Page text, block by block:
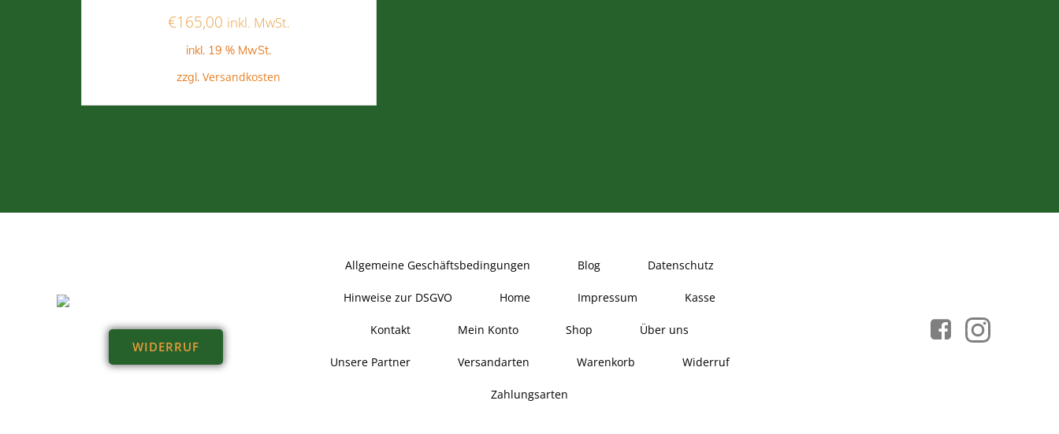
€165,00 inkl. MwSt.
inkl. 19 % MwSt.
zzgl.Versandkosten
WIDERRUF
Allgemeine Geschäftsbedingungen Blog Datenschutz
Hinweise zur DSGVO Home Impressum Kasse
Kontakt Mein Konto Shop Über uns
Unsere Partner Versandarten Warenkorb Widerruf
Zahlungsarten